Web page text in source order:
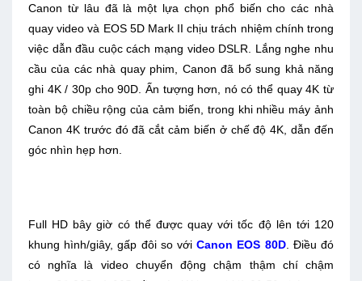
Canon từ lâu đã là một lựa chọn phổ biến cho các nhà
quay video và EOS 5D Mark II chịu trách nhiệm chính trong
việc dẫn đầu cuộc cách mạng video DSLR. Lắng nghe nhu
cầu của các nhà quay phim, Canon đã bổ sung khả năng
ghi 4K / 30p cho 90D. Ấn tượng hơn, nó có thể quay 4K từ
toàn bộ chiều rộng của cảm biến, trong khi nhiều máy ảnh
Canon 4K trước đó đã cắt cảm biến ở chế độ 4K, dẫn đến
góc nhìn hẹp hơn.
Full HD bây giờ có thể được quay với tốc độ lên tới 120
khung hình/giây, gấp đôi so vớiCanon EOS 80D. Điều đó
có nghĩa là video chuyển động chậm thậm chí chậm